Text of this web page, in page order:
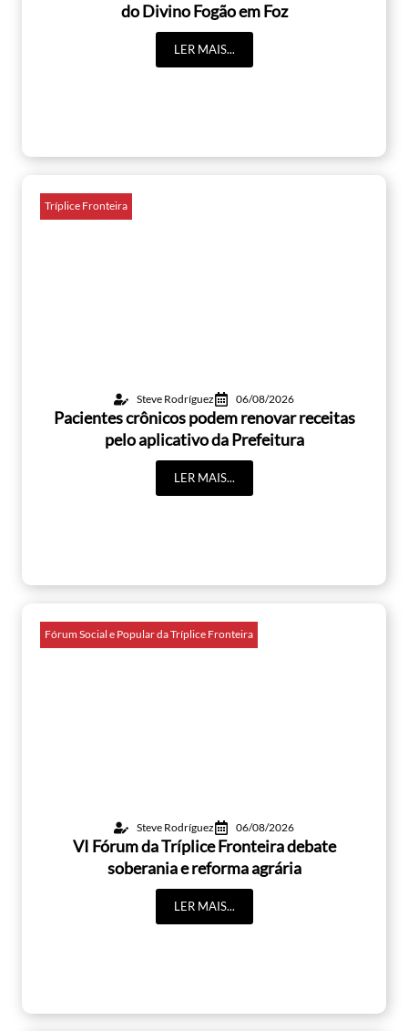
do Divino Fogão em Foz
LER MAIS...
Tríplice Fronteira
Steve Rodríguez 06/08/2026
Pacientes crônicos podem renovar receitas
pelo aplicativo da Prefeitura
LER MAIS...
Fórum Social e Popular da Tríplice Fronteira
Steve Rodríguez 06/08/2026
VI Fórum da Tríplice Fronteira debate
soberania e reforma agrária
LER MAIS...